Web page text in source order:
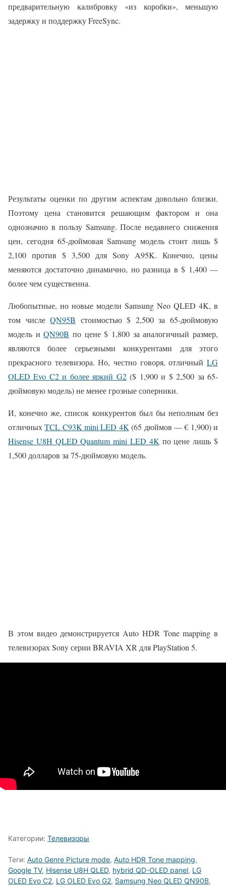
предварительную калибровку «из коробки», меньшую
задержку и поддержку FreeSync.
Результаты оценки по другим аспектам довольно близки.
Поэтому цена становится решающим фактором и она
однозначно в пользу Samsung. После недавнего снижения
цен, сегодня 65-дюймовая Samsung модель стоит лишь $
2,100 против $ 3,500 для Sony A95K. Конечно, цены
меняются достаточно динамично, но разница в $ 1,400 —
более чем существенна.
Любопытные, но новые модели Samsung Neo QLED 4K, в
том числеQN95B стоимостью $ 2,500 за 65-дюймовую
модель иQN90B по цене $ 1,800 за аналогичный размер,
являются более серьезными конкурентами для этого
прекрасного телевизора. Но, честно говоря, отличный LG
OLED Evo C2 и более яркий G2($ 1,900 и $ 2,500 за 65-
дюймовую модель) не менее грозные соперники.
И, конечно же, список конкурентов был бы неполным без
отличныхTCL C93K mini LED 4K (65 дюймов — € 1,900) и
Hisense U8H QLED Quantum mini LED 4K по цене лишь $
1,500 долларов за 75-дюймовую модель.
В этом видео демонстрируется Auto HDR Tone mapping в
телевизорах Sony серии BRAVIA XR для PlayStation 5.
Категории: Телевизоры
Теги: Auto Genre Picture mode, Auto HDR Tone mapping,
Google TV, Hisense U8H QLED, hybrid QD-OLED panel, LG
OLED Evo C2, LG OLED Evo G2, Samsung Neo QLED QN90B,